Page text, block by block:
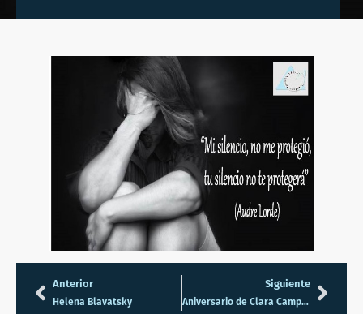
Anterior
Helena Blavatsky
Siguiente
Aniversario de Clara Campoamor